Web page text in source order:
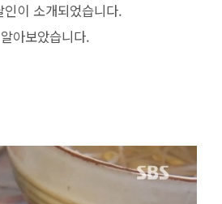
이 소개되었습니다.
아보았습니다.